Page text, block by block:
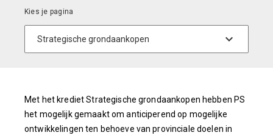
Met het krediet Strategische grondaankopen hebben PS
het mogelijk gemaakt om anticiperend op mogelijke
ontwikkelingen ten behoeve van provinciale doelen in